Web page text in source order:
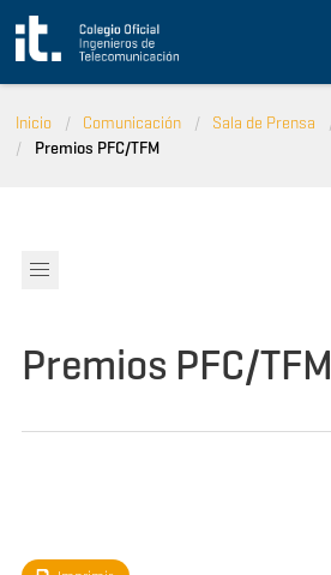
Pasar al contenido principal
Inicio Comunicación Sala de Prensa
Premios PFC/TFM
Premios PFC/TFM